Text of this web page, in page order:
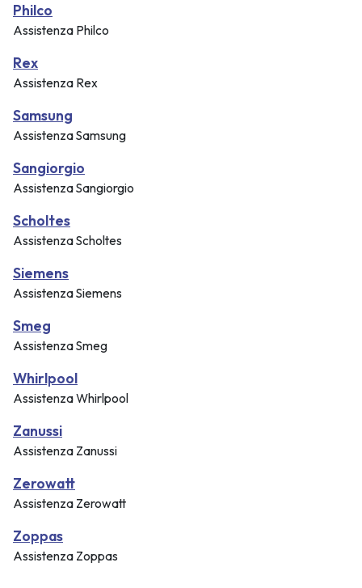
Philco
Assistenza Philco
Rex
Assistenza Rex
Samsung
Assistenza Samsung
Sangiorgio
Assistenza Sangiorgio
Scholtes
Assistenza Scholtes
Siemens
Assistenza Siemens
Smeg
Assistenza Smeg
Whirlpool
Assistenza Whirlpool
Zanussi
Assistenza Zanussi
Zerowatt
Assistenza Zerowatt
Zoppas
Assistenza Zoppas